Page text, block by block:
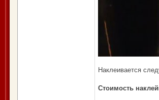
Наклеивается
Стоимость